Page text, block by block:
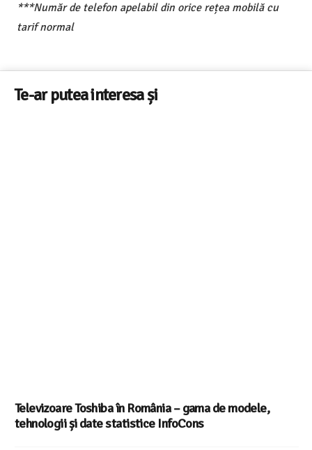
***Număr de telefon apelabil din orice rețea mobilă cu
tarif normal
Te-ar putea interesa și
Televizoare Toshiba în România – gama de modele,
tehnologii și date statistice InfoCons